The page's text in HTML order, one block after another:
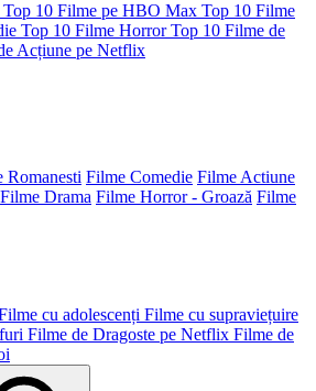
Top 10 Filme pe HBO Max Top 10 Filme
Top 10 Filme Horror Top 10 Filme de
Acțiune pe Netflix
Romanesti Filme Comedie Filme Actiune
Filme Drama Filme Horror - Groază Filme
cu adolescenți Filme cu supraviețuire
Filme de Dragoste pe Netflix Filme de